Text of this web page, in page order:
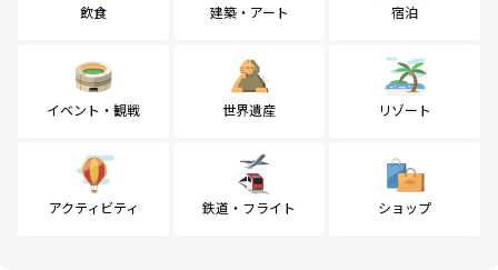
飲食 建築・アート 宿泊
イベント・観戦 世界遺産 リゾート
アクティビティ 鉄道・フライト ショップ